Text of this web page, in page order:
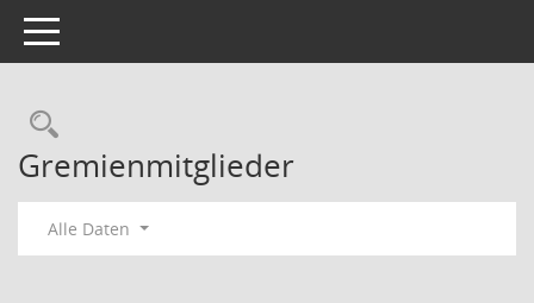
Toggle navigation
Rechercheauswahl
Gremienmitglieder
Alle Daten